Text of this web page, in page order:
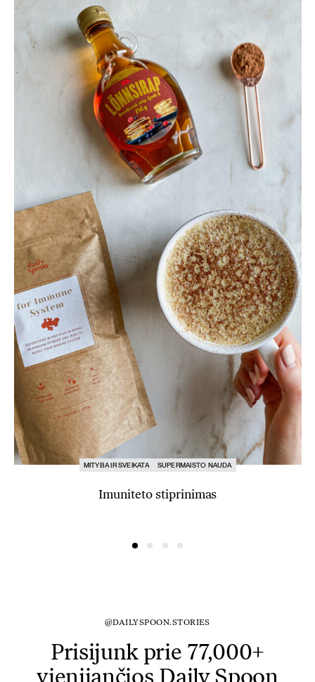
MITYBA IR SVEIKATA SUPERMAISTO NAUDA
Imuniteto stiprinimas
@DAILYSPOON.STORIES
Prisijunk prie 77,000+